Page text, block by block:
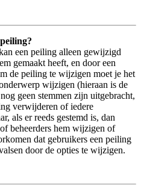
een peiling alleen gewijzigd
gemaakt heeft, en door een
de peiling te wijzigen moet je het
wijzigen (hieraan is de
geen stemmen zijn uitgebracht,
verwijderen of iedere
als er reeds gestemd is, dan
beheerders hem wijzigen of
dat gebruikers een peiling
door de opties te wijzigen.